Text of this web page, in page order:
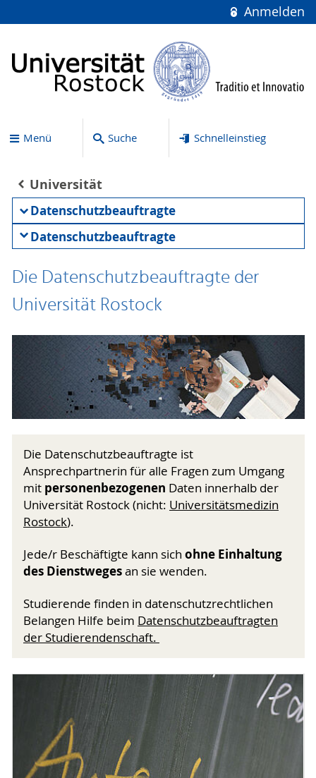
Anmelden
Menü Suche Schnelleinstieg
Universität
Datenschutzbeauftragte
Datenschutzbeauftragte
Die Datenschutzbeauftragte der
Universität Rostock
Die Datenschutzbeauftragte ist
Ansprechpartnerin für alle Fragen zum Umgang
mit personenbezogenen Daten innerhalb der
Universität Rostock (nicht: Universitätsmedizin
Rostock).
Jede/r Beschäftigte kann sich ohne Einhaltung
des Dienstwegesan sie wenden.
Studierende finden in datenschutzrechtlichen
Belangen Hilfe beim Datenschutzbeauftragten
der Studierendenschaft.